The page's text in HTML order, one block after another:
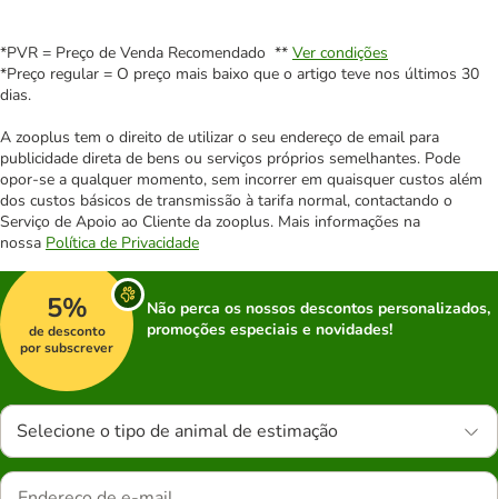
*PVR = Preço de Venda Recomendado ** Ver condições
*Preço regular = O preço mais baixo que o artigo teve nos últimos 30
dias.
A zooplus tem o direito de utilizar o seu endereço de email para
publicidade direta de bens ou serviços próprios semelhantes. Pode
opor-se a qualquer momento, sem incorrer em quaisquer custos além
dos custos básicos de transmissão à tarifa normal, contactando o
Serviço de Apoio ao Cliente da zooplus. Mais informações na
nossa Política de Privacidade
5%
de desconto
por subscrever
Não perca os nossos descontos personalizados,
promoções especiais e novidades!
Selecione o tipo de animal de estimação